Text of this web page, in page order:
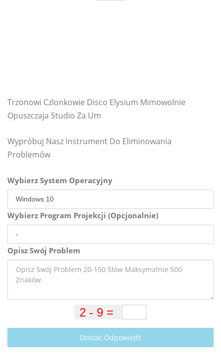
Trzonowi Czlonkowie Disco Elysium Mimowolnie
Opuszczaja Studio Za Um
Wypróbuj Nasz Instrument Do Eliminowania
Problemów
Wybierz System Operacyjny
Wybierz Program Projekcji (Opcjonalnie)
Opisz Swój Problem
Dostać Odpowiedź